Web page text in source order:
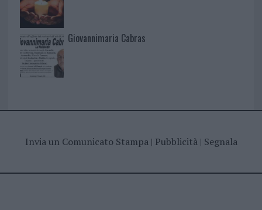
Giovannimaria Cabras
Invia un Comunicato Stampa| Pubblicità| Segnala